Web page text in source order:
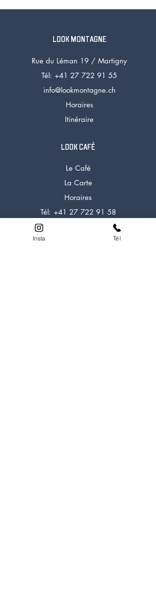
LOOK MONTAGNE
Rue du Léman 19 / Martigny
Tél: +41 27 722 91 55
info@lookmontagne.ch
Horaires
Itinéraire
LOOK CAFÉ
Le Café
La Carte
Horaires
Tél: +41 27 722 91 58
Insta Tél